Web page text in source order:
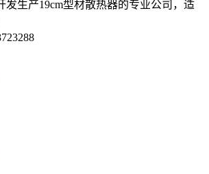
发生产19cm型材散热器的专业公司，适